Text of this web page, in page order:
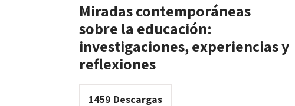
Miradas contemporáneas
sobre la educación:
investigaciones, experiencias y
reflexiones
1459 Descargas